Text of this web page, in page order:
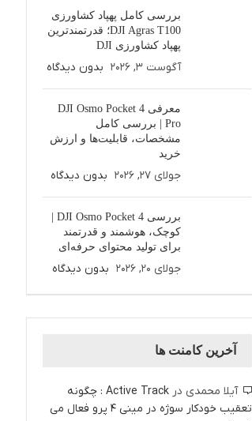
بررسی کامل پهپاد کشاورزی
DJI Agras T100؛ قدرتمندترین
پهپاد کشاورزی DJI
آگوست 3, 2026 بدون دیدگاه
معرفی DJI Osmo Pocket 4
Pro | بررسی کامل
مشخصات، قابلیت‌ها و ارزش
خرید
جولای 27, 2026 بدون دیدگاه
بررسی DJI Osmo Pocket 4 |
کوچک، هوشمند و قدرتمند
برای تولید محتوای حرفه‌ای
جولای 20, 2026 بدون دیدگاه
آخرین کامنت ها
آیلا محمدی در
Active Track : چگونه
تعقیب خودکار سوژه در مینی 4 پرو فعال می